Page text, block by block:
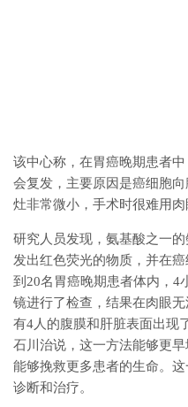
该中心称，在胃癌晚期患者
会复发，主要原因是癌细胞
灶非常微小，手术时很难用肉
研究人员发现，氨基酸之一
发出红色荧光的物质，并在
到20名胃癌晚期患者体内，4
镜进行了检查，结果在肉眼
有4人的腹膜和肝脏表面出现
石川治说，这一方法能够更
能够挽救更多患者的生命。
诊断和治疗。